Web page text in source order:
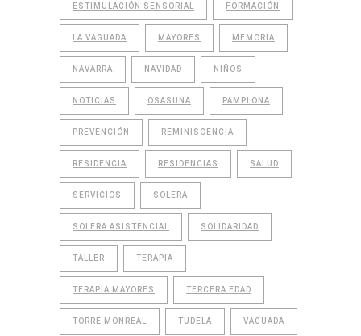
ESTIMULACIÓN SENSORIAL FORMACIÓN
LA VAGUADA MAYORES MEMORIA
NAVARRA NAVIDAD NIÑOS
NOTICIAS OSASUNA PAMPLONA
PREVENCIÓN REMINISCENCIA
RESIDENCIA RESIDENCIAS SALUD
SERVICIOS SOLERA
SOLERA ASISTENCIAL SOLIDARIDAD
TALLER TERAPIA
TERAPIA MAYORES TERCERA EDAD
TORRE MONREAL TUDELA VAGUADA